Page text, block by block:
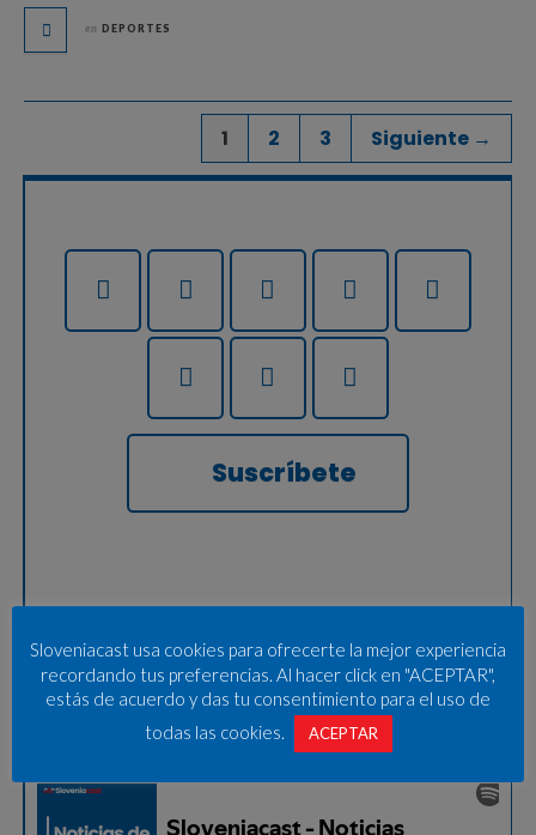
en DEPORTES
1 2 3 Siguiente →
Suscríbete
Sloveniacast usa cookies para ofrecerte la mejor experiencia
recordando tus preferencias. Al hacer click en "ACEPTAR",
estás de acuerdo y das tu consentimiento para el uso de
todas las cookies.
ACEPTAR